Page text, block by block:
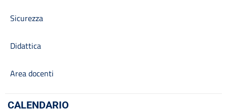
Sicurezza
Didattica
Area docenti
CALENDARIO